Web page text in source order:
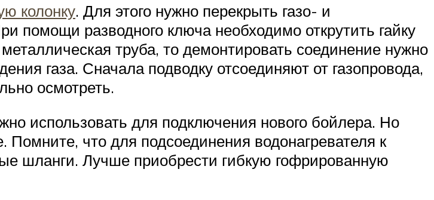
колонку. Для этого нужно перекрыть газо- и
разводного ключа необходимо открутить гайку
труба, то демонтировать соединение нужно
газа. Сначала подводку отсоединяют от газопровода,
осмотреть.
использовать для подключения нового бойлера. Но
что для подсоединения водонагревателя к
шланги. Лучше приобрести гибкую гофрированную